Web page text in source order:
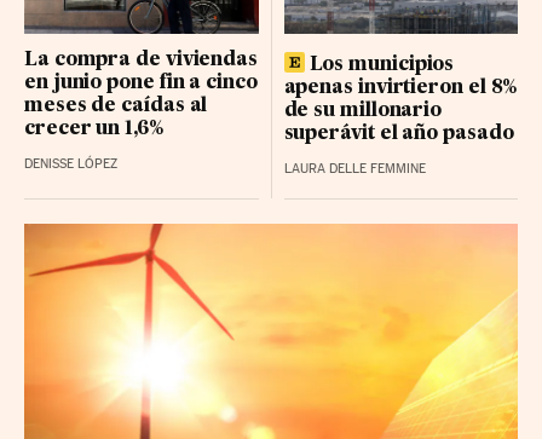
La compra de viviendas
en junio pone fin a cinco
meses de caídas al
crecer un 1,6%
DENISSE LÓPEZ
Los municipios
apenas invirtieron el 8%
de su millonario
superávit el año pasado
LAURA DELLE FEMMINE